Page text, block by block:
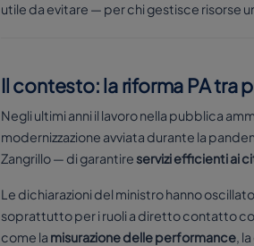
utile da evitare — per chi gestisce risorse
Il contesto: la riforma PA tra
Negli ultimi anni il lavoro nella pubblica
modernizzazione avviata durante la
Zangrillo — di garantire servizi efficienti ai
Le dichiarazioni del ministro hanno
soprattutto per i ruoli a diretto contatto
come la misurazione delle performance,